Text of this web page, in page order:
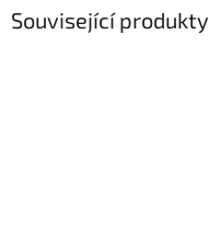
Související produkty